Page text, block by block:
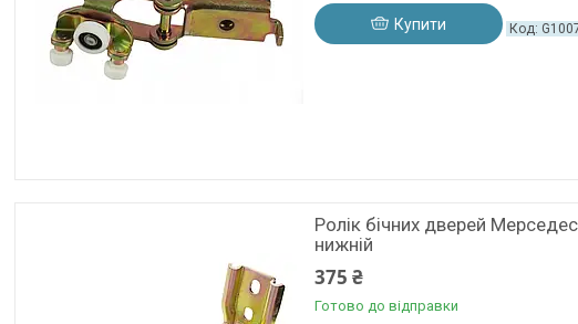
Купити
Ролік бічних дверей
нижній
375 ₴
Готово до відправки